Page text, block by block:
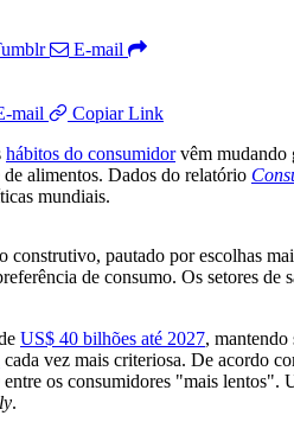
E-mail
mail
Copiar Link
hábitos do consumidorvêm mudando
de alimentos. Dados do relatório
mundiais.
pautado por escolhas
de consumo. Os setores
US$ 40 bilhões até 2027, mantendo
cada vez mais criteriosa. De acordo
os consumidores "mais
.